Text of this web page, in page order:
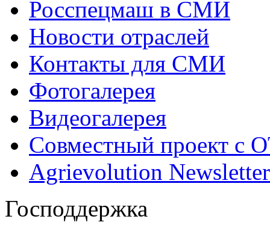
Росспецмаш в СМИ
Новости отраслей
Контакты для СМИ
Фотогалерея
Видеогалерея
Совместный проект с
Agrievolution Newsletter
Господдержка